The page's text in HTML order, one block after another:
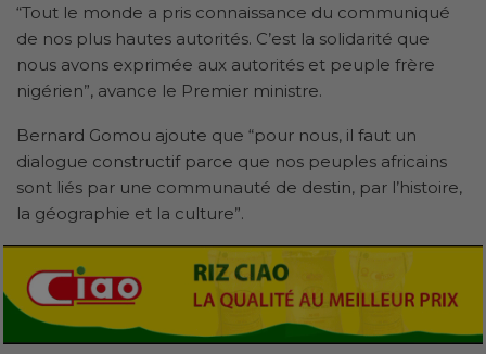
“Tout le monde a pris connaissance du communiqué
de nos plus hautes autorités. C’est la solidarité que
nous avons exprimée aux autorités et peuple frère
nigérien”, avance le Premier ministre.
Bernard Gomou ajoute que “pour nous, il faut un
dialogue constructif parce que nos peuples africains
sont liés par une communauté de destin, par l’histoire,
la géographie et la culture”.